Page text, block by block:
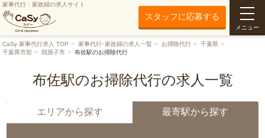
家事代行・家政婦の求人サイト
スタッフに応募する
メニュー
CaSy 家事代行求人 TOP 家事代行･家政婦の求人一覧 お掃除代行
千葉県
千葉県市部
我孫子市 布佐駅のお掃除代行
布佐駅のお掃除代行の求人一覧
エリアから探す 最寄駅から探す